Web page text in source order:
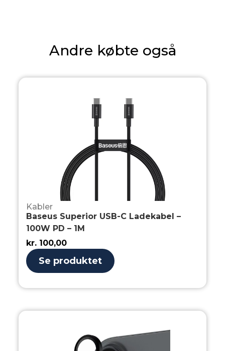
Andre købte også
Kabler
Baseus Superior USB-C Ladekabel –
100W PD – 1M
kr. 100,00
Se produktet